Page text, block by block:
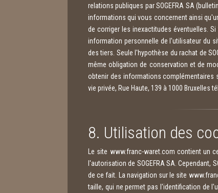
relations publiques par SOGEFRA SA
informations qui vous concernent ainsi
de corriger les inexactitudes éventuelles.
information personnelle de l'utilisateur du
des tiers. Seule l'hypothèse du rachat de
même obligation de conservation et de
obtenir des informations complémentaires
vie privée, Rue Haute, 139 à 1000
8. Utilisation des
Le site www.franc-waret.com contient un
l'autorisation de SOGEFRA SA.
de ce fait. La navigation sur le site
taille, qui ne permet pas l'identification de